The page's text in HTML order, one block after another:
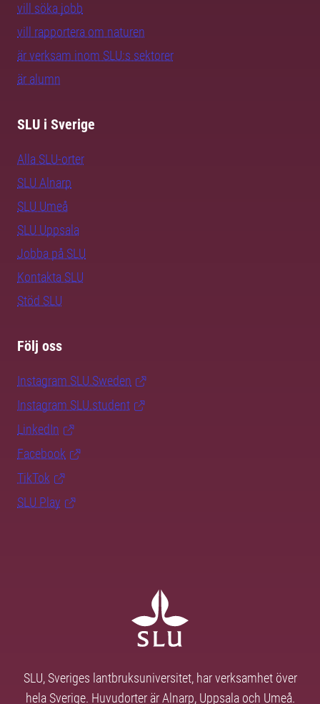
vill söka jobb
vill rapportera om naturen
är verksam inom SLU:s sektorer
är alumn
SLU i Sverige
Alla SLU-orter
SLU Alnarp
SLU Umeå
SLU Uppsala
Jobba på SLU
Kontakta SLU
Stöd SLU
Följ oss
Instagram SLU.Sweden
Instagram SLU.student
LinkedIn
Facebook
TikTok
SLU Play
SLU, Sveriges lantbruksuniversitet, har verksamhet över
hela Sverige. Huvudorter är Alnarp, Uppsala och Umeå.